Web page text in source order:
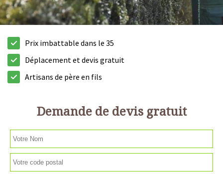
Prix imbattable dans le 35
Déplacement et devis gratuit
Artisans de père en fils
Demande de devis gratuit